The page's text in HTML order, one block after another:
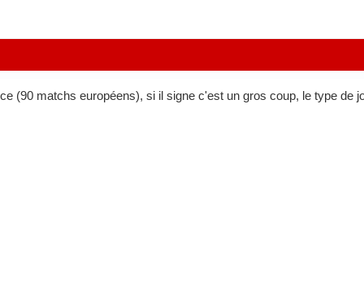
(90 matchs européens), si il signe c'est un gros coup, le type de